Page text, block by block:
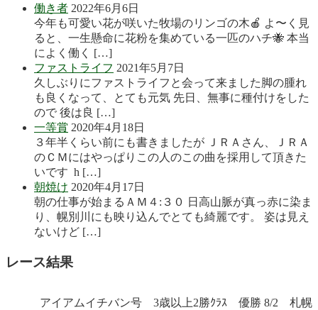
働き者 2022年6月6日
今年も可愛い花が咲いた牧場のリンゴの木🍎 よ〜く見
ると、一生懸命に花粉を集めている一匹のハチ🐝 本当
によく働く […]
ファストライフ 2021年5月7日
久しぶりにファストライフと会って来ました脚の腫れ
も良くなって、とても元気 先日、無事に種付けをした
ので 後は良 […]
一等賞 2020年4月18日
３年半くらい前にも書きましたが ＪＲＡさん、ＪＲＡ
のＣＭにはやっぱりこの人のこの曲を採用して頂きた
いです h […]
朝焼け 2020年4月17日
朝の仕事が始まるＡＭ４:３０ 日高山脈が真っ赤に染ま
り、幌別川にも映り込んでとても綺麗です。 姿は見え
ないけど […]
レース結果
アイアムイチバン号 3歳以上2勝ｸﾗｽ 優勝 8/2 札幌